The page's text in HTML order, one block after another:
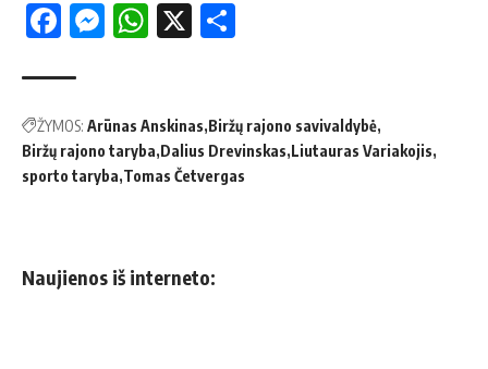
Facebook
Messenger
WhatsApp
X
ŽYMOS: Arūnas Anskinas Biržų rajono savivaldybė
Biržų rajono taryba Dalius Drevinskas Liutauras Variakojis
sporto taryba Tomas Četvergas
Naujienos iš interneto: